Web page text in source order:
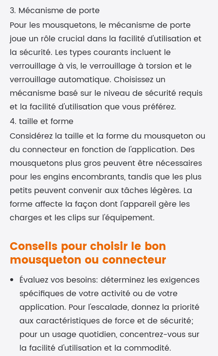
3. Mécanisme de porte
Pour les mousquetons, le mécanisme de porte
joue un rôle crucial dans la facilité d'utilisation et
la sécurité. Les types courants incluent le
verrouillage à vis, le verrouillage à torsion et le
verrouillage automatique. Choisissez un
mécanisme basé sur le niveau de sécurité requis
et la facilité d'utilisation que vous préférez.
4. taille et forme
Considérez la taille et la forme du mousqueton ou
du connecteur en fonction de l'application. Des
mousquetons plus gros peuvent être nécessaires
pour les engins encombrants, tandis que les plus
petits peuvent convenir aux tâches légères. La
forme affecte la façon dont l'appareil gère les
charges et les clips sur l'équipement.
Conseils pour choisir le bon
mousqueton ou connecteur
Évaluez vos besoins: déterminez les exigences
spécifiques de votre activité ou de votre
application. Pour l'escalade, donnez la priorité
aux caractéristiques de force et de sécurité;
pour un usage quotidien, concentrez-vous sur
la facilité d'utilisation et la commodité.